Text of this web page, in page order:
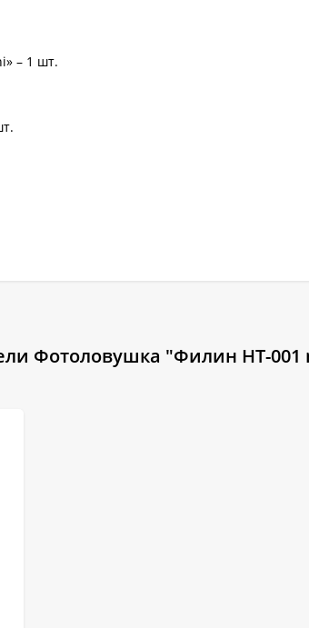
– 1 шт.
Фотоловушка "Филин HT-